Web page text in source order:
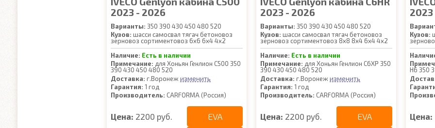
2023 - 2026
Варианты: 350 390 430 450 480 520
Кузов: шасси самосвал тягач бетоновоз
зерновоз сортиментовоз 6x6 6x4 4x2
Наличие: Есть в наличии
Примечание: для Хоньян Генлион С500 350
390 430 450 480 520
Доставка: г.Воронеж изменить
Гарантия: 1 год
Производитель: CARFORMA (Россия)
Цена: 2200 руб. EVA
2023 - 2026
Варианты: 350 390 430 450 480 520
Кузов: шасси самосвал тягач бетоновоз
зерновоз сортиментовоз 8x8 8x4 6x4 4x2
Наличие: Есть в наличии
Примечание: для Хоньян Генлион С6ХР 350
390 430 450 480 520
Доставка: г.Воронеж изменить
Гарантия: 1 год
Производитель: CARFORMA (Россия)
Цена: 2200 руб. EVA
Кузов:
Н6 350
Цена: